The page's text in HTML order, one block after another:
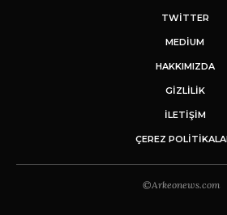
TWITTER
MEDIUM
HAKKIMIZDA
GİZLİLİK
İLETIŞIM
ÇEREZ
©Arkeonews.com